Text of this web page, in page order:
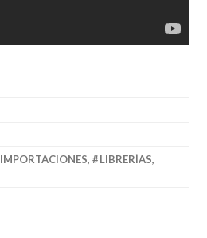
IMPORTACIONES, LIBRERÍAS,